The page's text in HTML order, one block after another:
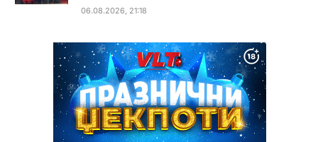
06.08.2026, 21:18